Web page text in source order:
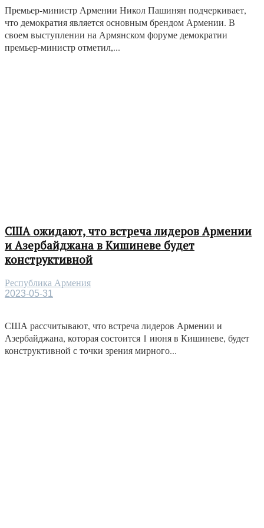
Премьер-министр Армении Никол Пашинян подчеркивает,
что демократия является основным брендом Армении. В
своем выступлении на Армянском форуме демократии
премьер-министр отметил,...
США ожидают, что встреча лидеров Армении
и Азербайджана в Кишиневе будет
конструктивной
Республика Армения
2023-05-31
США рассчитывают, что встреча лидеров Армении и
Азербайджана, которая состоится 1 июня в Кишиневе, будет
конструктивной с точки зрения мирного...